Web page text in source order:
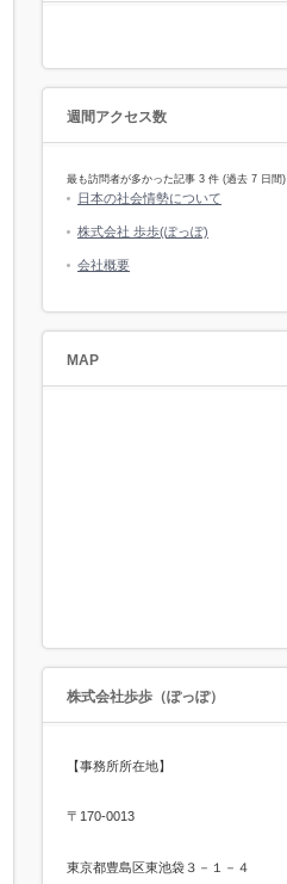
週間アクセス数
最も訪問者が多かった記事 3 件 (過去 7 日間)
日本の社会情勢について
株式会社 歩歩(ぽっぽ)
会社概要
MAP
株式会社歩歩（ぽっぽ）
【事務所所在地】
〒170-0013
東京都豊島区東池袋３－１－４